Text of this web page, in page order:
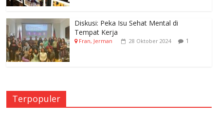
Diskusi: Peka Isu Sehat Mental di
Tempat Kerja
Fran, Jerman 28 Oktober 2024 1
Terpopuler